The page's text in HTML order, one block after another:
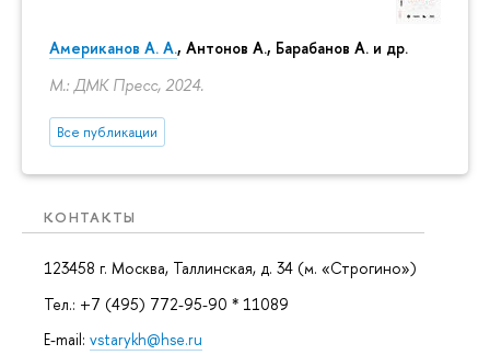
Американов А. А., Антонов А., Барабанов А. и др.
М.: ДМК Пресс, 2024.
Все публикации
КОНТАКТЫ
123458 г. Москва, Таллинская, д. 34 (м. «Строгино»)
Тел.: +7 (495) 772-95-90 * 11089
E-mail: vstarykh@hse.ru